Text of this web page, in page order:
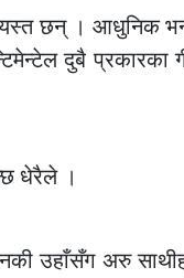
ब्यस्त छन् । आधुनिक
दुबै प्रकारका
धेरैले ।
उहाँसँग अरु